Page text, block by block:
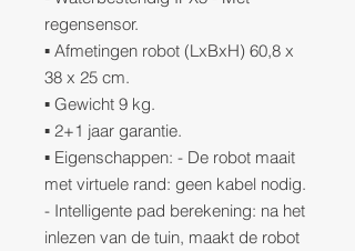
regensensor.
▪ Afmetingen robot (LxBxH) 60,8 x
38 x 25 cm.
▪ Gewicht 9 kg.
▪ 2+1 jaar garantie.
▪ Eigenschappen: - De robot maait
met virtuele rand: geen kabel nodig.
- Intelligente pad berekening: na het
inlezen van de tuin, maakt de robot